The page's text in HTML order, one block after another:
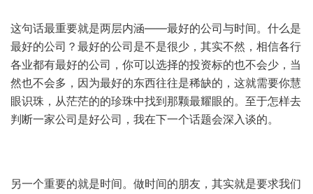
这句话最重要就是两层内涵——最好的公司与时间。什么是
最好的公司？最好的公司是不是很少，其实不然，相信各行
各业都有最好的公司，你可以选择的投资标的也不会少，当
然也不会多，因为最好的东西往往是稀缺的，这就需要你慧
眼识珠，从茫茫的的珍珠中找到那颗最耀眼的。至于怎样去
判断一家公司是好公司，我在下一个话题会深入谈的。
另一个重要的就是时间。做时间的朋友，其实就是要求我们